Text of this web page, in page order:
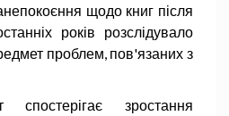
щодо книг після
років розслідувало
проблем, пов'язаних з
спостерігає зростання